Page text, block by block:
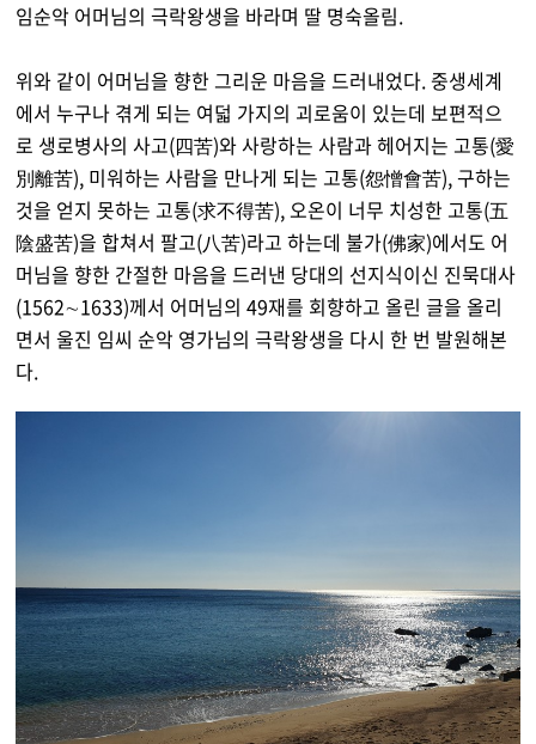
임순악 어머님의 극락왕생을 바라며 딸 명숙올림.
위와 같이 어머님을 향한 그리운 마음을 드러내었다. 중생세계
에서 누구나 겪게 되는 여덟 가지의 괴로움이 있는데 보편적으
로 생로병사의 사고(四苦)와 사랑하는 사람과 헤어지는 고통(愛
別離苦), 미워하는 사람을 만나게 되는 고통(怨憎會苦), 구하는
것을 얻지 못하는 고통(求不得苦), 오온이 너무 치성한 고통(五
陰盛苦)을 합쳐서 팔고(八苦)라고 하는데 불가(佛家)에서도 어
머님을 향한 간절한 마음을 드러낸 당대의 선지식이신 진묵대사
(1562∼1633)께서 어머님의 49재를 회향하고 올린 글을 올리
면서 울진 임씨 순악 영가님의 극락왕생을 다시 한 번 발원해본
다.